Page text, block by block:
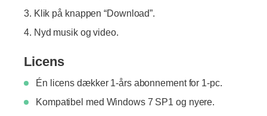
Klik på knappen “Download”.
Nyd musik og video.
Licens
Én licens dækker 1-års abonnement for 1-pc.
Kompatibel med Windows 7 SP1 og nyere.